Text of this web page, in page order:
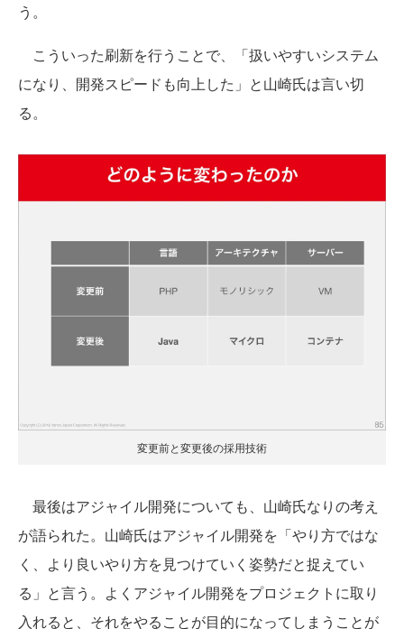
う。
こういった刷新を行うことで、「扱いやすいシステム
になり、開発スピードも向上した」と山崎氏は言い切
る。
変更前と変更後の採用技術
最後はアジャイル開発についても、山崎氏なりの考え
が語られた。山崎氏はアジャイル開発を「やり方ではな
く、より良いやり方を見つけていく姿勢だと捉えてい
る」と言う。よくアジャイル開発をプロジェクトに取り
入れると、それをやることが目的になってしまうことが